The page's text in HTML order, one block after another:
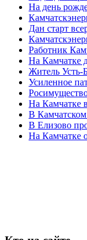
На день
Дан старт
Работник
На Камчатке
Житель Усть-
Усиленное
На Камчатке
В
В Елизово
На Камчатке